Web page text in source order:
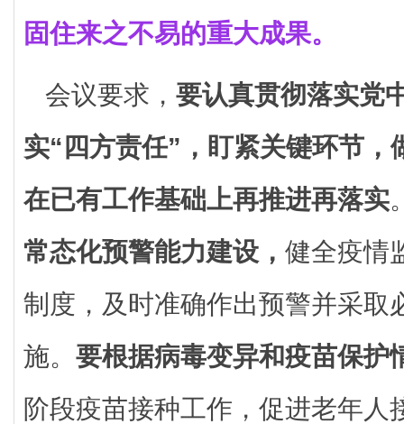
固住来之不易的重大成果。
会议要求， 要认真贯彻落实党
实“四方责任”，盯紧关键环节，
在已有工作基础上再推进再落实
常态化预警能力建设， 健全疫情
制度，及时准确作出预警并采取
施。 要根据病毒变异和疫苗保护
阶段疫苗接种工作，促进老年人